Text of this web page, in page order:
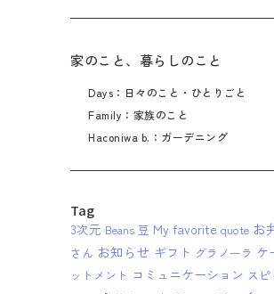
家のこと、暮らしのこと
Days：日々のこと・ひとりごと
Family：家族のこと
Haconiwa b.：ガーデニング
Tag
3次元 Beans 豆 My favorite quote お
さん お知らせ ギフト グラノーラ ケ
ットメント コミュニケーション ス